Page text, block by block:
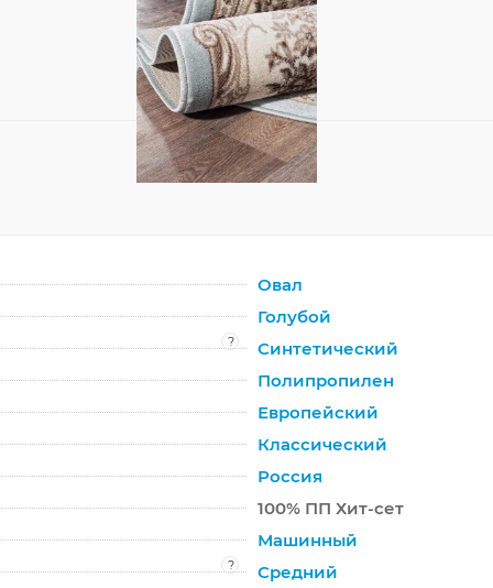
Овал
Голубой
?
Синтетический
Полипропилен
Европейский
Классический
Россия
100% ПП Хит-сет
Машинный
? Средний